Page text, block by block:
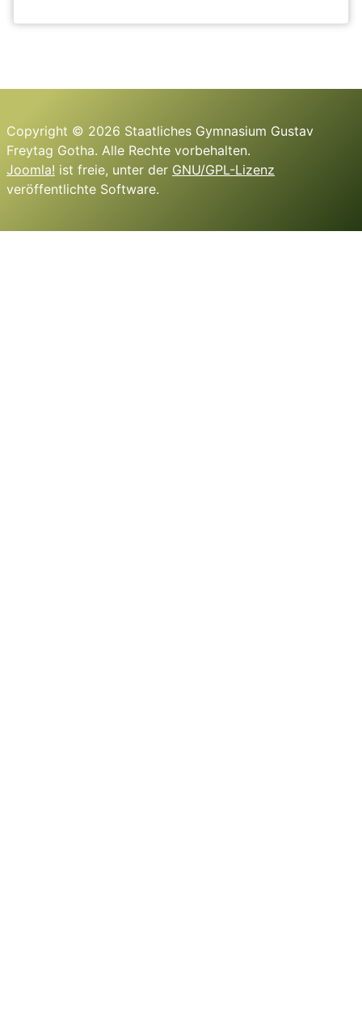
Copyright © 2026 Staatliches Gymnasium Gustav
Freytag Gotha. Alle Rechte vorbehalten.
Joomla! ist freie, unter der GNU/GPL-Lizenz
veröffentlichte Software.